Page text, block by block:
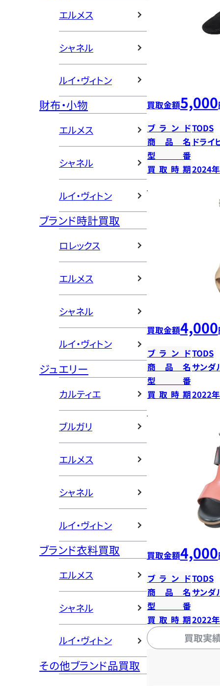
エルメス
シャネル
ルイ・ヴィトン
財布・小物
エルメス
シャネル
ルイ・ヴィトン
ブランド時計買取
ロレックス
エルメス
シャネル
ルイ・ヴィトン
ジュエリー
カルティエ
ブルガリ
エルメス
シャネル
ルイ・ヴィトン
ブランド衣料買取
エルメス
シャネル
ルイ・ヴィトン
その他ブランド品買取
買取金額5,000
ブランドTODS
商品名 ドライ
型番
買取時期2024
買取金額4,000
ブランドTODS
商品名 サンダ
型番
買取時期2022
買取金額4,000
ブランドTODS
商品名 サンダ
型番
買取時期2022
買取実